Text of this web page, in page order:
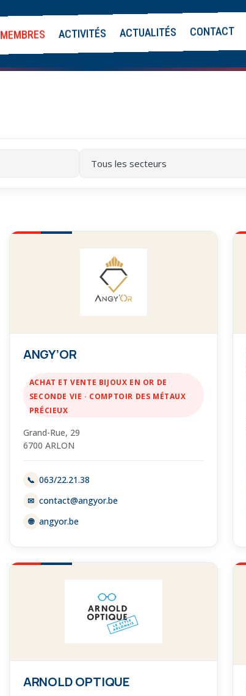
MEMBRES ACTIVITÉS ACTUALITÉS CONTACT
ANGY’OR
ACHAT ET VENTE BIJOUX EN OR DE
SECONDE VIE · COMPTOIR DES MÉTAUX
PRÉCIEUX
Grand-Rue, 29
6700 ARLON
📞 063/22.21.38
✉ contact@angyor.be
🌐 angyor.be
ARNOLD OPTIQUE